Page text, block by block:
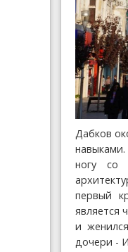
Дабков
ногу со
первый
является
и
дочери -